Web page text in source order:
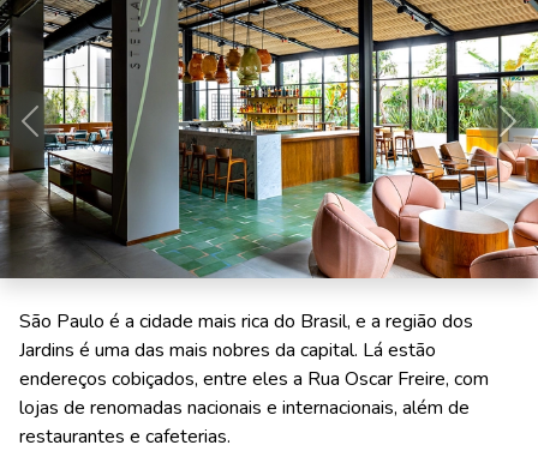
Anterior
São Paulo é a cidade mais rica do Brasil, e a região dos
Jardins é uma das mais nobres da capital. Lá estão
endereços cobiçados, entre eles a Rua Oscar Freire, com
lojas de renomadas nacionais e internacionais, além de
restaurantes e cafeterias.